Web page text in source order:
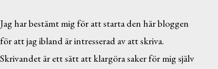
Jag har bestämt mig för att starta den här bloggen
för att jag ibland är intresserad av att skriva.
Skrivandet är ett sätt att klargöra saker för mig själv